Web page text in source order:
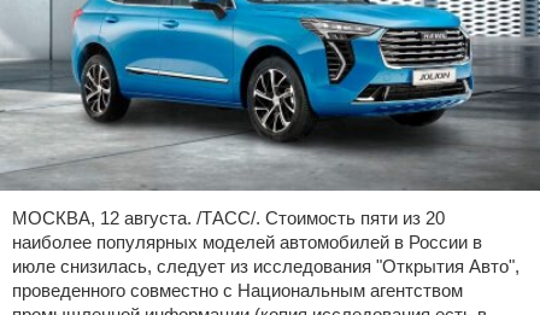
МОСКВА, 12 августа. /ТАСС/. Стоимость пяти из 20
наиболее популярных моделей автомобилей в России в
июле снизилась, следует из исследования "Открытия Авто",
проведенного совместно с Национальным агентством